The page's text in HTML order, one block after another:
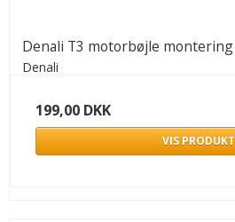
Denali T3 motorbøjle montering
Denali
199,00 DKK
VIS PRODUKT